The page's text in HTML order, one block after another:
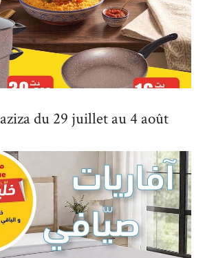
du 29 juillet au 4 août